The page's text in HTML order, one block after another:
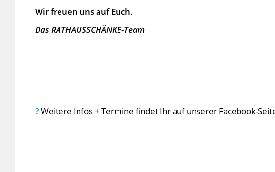
Wir freuen uns auf Euch.
Das RATHAUSSCHÄNKE-Team
?Weitere Infos + Termine findet Ihr auf unserer Facebook-